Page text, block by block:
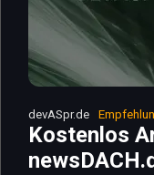
devASpr.de
Kostenlos